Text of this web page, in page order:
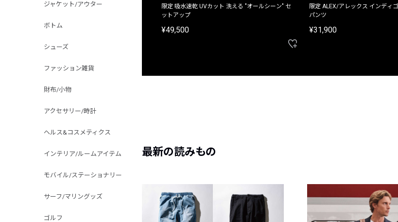
ジャケット/アウター
ボトム
シューズ
ファッション雑貨
財布/小物
アクセサリー/時計
ヘルス&コスメティクス
インテリア/ルームアイテム
モバイル/ステーショナリー
サーフ/マリングッズ
ゴルフ
別注限定 フード付き チェックシャツジャケット
限定 吸水速乾 UVカット 洗える "オールシーン" セ
ットアップ
¥49,500
限定 ALEX/アレックス インディ
パンツ
¥31,900
最新の読みもの